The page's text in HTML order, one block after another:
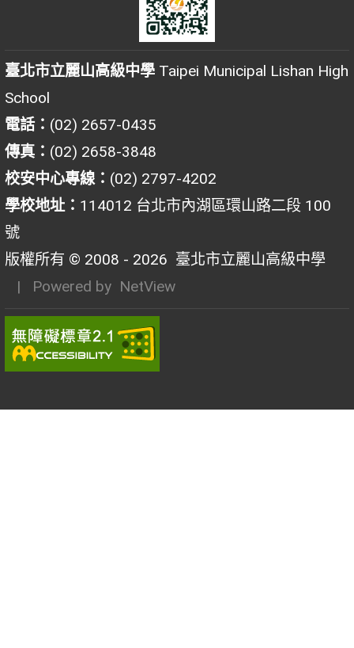
臺北市立麗山高級中學 Taipei Municipal Lishan High
School
電話： (02) 2657-0435
傳真： (02) 2658-3848
校安中心專線： (02) 2797-4202
學校地址： 114012 台北市內湖區環山路二段 100
號
版權所有 © 2008 - 2026 臺北市立麗山高級中學
| Powered by NetView